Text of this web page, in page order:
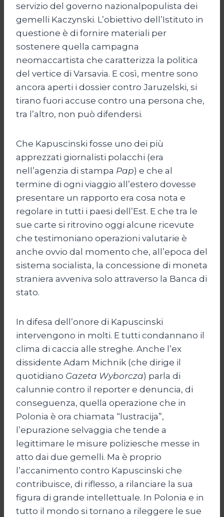
servizio del governo nazionalpopulista dei
gemelli Kaczynski. L’obiettivo dell’Istituto in
questione è di fornire materiali per
sostenere quella campagna
neomaccartista che caratterizza la politica
del vertice di Varsavia. E così, mentre sono
ancora aperti i dossier contro Jaruzelski, si
tirano fuori accuse contro una persona che,
tra l’altro, non può difendersi.
Che Kapuscinski fosse uno dei più
apprezzati giornalisti polacchi (era
nell’agenzia di stampa Pap) e che al
termine di ogni viaggio all’estero dovesse
presentare un rapporto era cosa nota e
regolare in tutti i paesi dell’Est. E che tra le
sue carte si ritrovino oggi alcune ricevute
che testimoniano operazioni valutarie è
anche ovvio dal momento che, all’epoca del
sistema socialista, la concessione di moneta
straniera avveniva solo attraverso la Banca di
stato.
In difesa dell’onore di Kapuscinski
intervengono in molti. E tutti condannano il
clima di caccia alle streghe. Anche l’ex
dissidente Adam Michnik (che dirige il
quotidiano Gazeta Wyborcza) parla di
calunnie contro il reporter e denuncia, di
conseguenza, quella operazione che in
Polonia è ora chiamata “lustracija”,
l’epurazione selvaggia che tende a
legittimare le misure poliziesche messe in
atto dai due gemelli. Ma è proprio
l’accanimento contro Kapuscinski che
contribuisce, di riflesso, a rilanciare la sua
figura di grande intellettuale. In Polonia e in
tutto il mondo si tornano a rileggere le sue